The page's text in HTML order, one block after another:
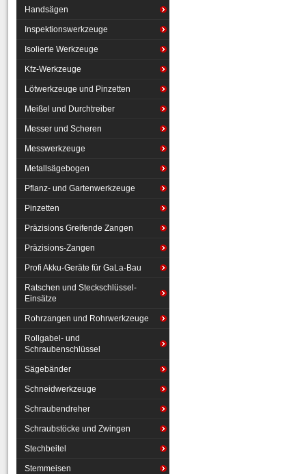
Handsägen
Inspektionswerkzeuge
Isolierte Werkzeuge
Kfz-Werkzeuge
Lötwerkzeuge und Pinzetten
Meißel und Durchtreiber
Messer und Scheren
Messwerkzeuge
Metallsägebogen
Pflanz- und Gartenwerkzeuge
Pinzetten
Präzisions Greifende Zangen
Präzisions-Zangen
Profi Akku-Geräte für GaLa-Bau
Ratschen und Steckschlüssel-
Einsätze
Rohrzangen und Rohrwerkzeuge
Rollgabel- und
Schraubenschlüssel
Sägebänder
Schneidwerkzeuge
Schraubendreher
Schraubstöcke und Zwingen
Stechbeitel
Stemmeisen